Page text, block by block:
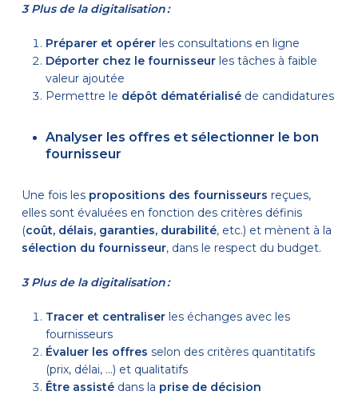
3 Plus de la digitalisation :
Préparer et opérerles consultations en ligne
Déporter chez le fournisseurles tâches à faible
valeur ajoutée
Permettre le dépôt dématérialiséde candidatures
Analyser les offres et sélectionner le bon
fournisseur
Une fois les propositions des fournisseurs reçues,
elles sont évaluées en fonction des critères définis
(coût, délais, garanties, durabilité, etc.) et mènent à la
sélection du fournisseur, dans le respect du budget.
3 Plus de la digitalisation :
Tracer et centraliserles échanges avec les
fournisseurs
Évaluer les offres selon des critères quantitatifs
(prix, délai, …) et qualitatifs
Être assistédans la prise de décision